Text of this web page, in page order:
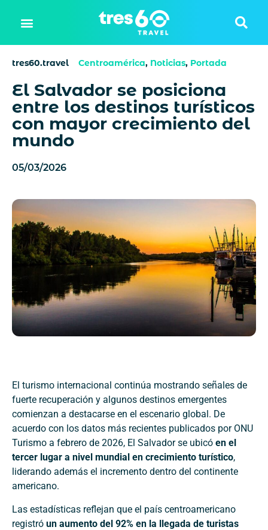
tres60.travel Centroamérica, Noticias, Portada
El Salvador se posiciona
entre los destinos turísticos
con mayor crecimiento del
mundo
05/03/2026
El turismo internacional continúa mostrando señales de
fuerte recuperación y algunos destinos emergentes
comienzan a destacarse en el escenario global. De
acuerdo con los datos más recientes publicados por ONU
Turismo a febrero de 2026, El Salvador se ubicó en el
tercer lugar a nivel mundial en crecimiento turístico,
liderando además el incremento dentro del continente
americano.
Las estadísticas reflejan que el país centroamericano
registró un aumento del 92% en la llegada de turistas